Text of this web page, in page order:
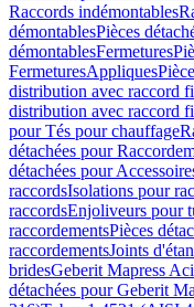
Raccords indémontables
démontablesPièces
démontablesFermetures
FermeturesAppliques
distribution avec raccord
distribution avec raccord
pour Tés pour chauffage
détachées pour
détachées pour
raccordsIsolations pour
raccordsEnjoliveurs pour
raccordementsPièces
raccordementsJoints
bridesGeberit Mapress
détachées pour Geberit